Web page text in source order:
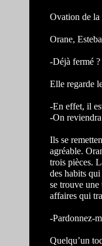
Ovation de la
Orane,
-Déjà fermé ?
Elle regarde
-En effet, il
-On
Ils se
agréable.
trois pièces.
des habits
se trouve une
affaires qui
-Pardonnez-
Quelqu’un